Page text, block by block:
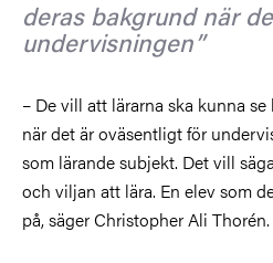
deras bakgrund när
undervisningen
– De vill att lärarna ska kunna
när det är oväsentligt för
som lärande subjekt. Det vill
och viljan att lära. En elev som
på, säger Christopher Ali Thorén.